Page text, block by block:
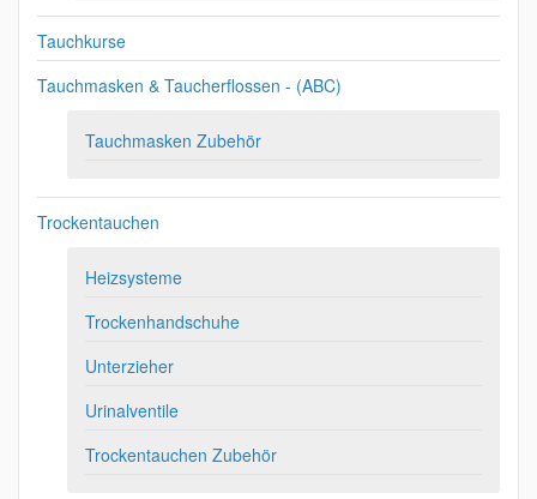
Tauchkurse
Tauchmasken & Taucherflossen - (ABC)
Tauchmasken Zubehör
Trockentauchen
Heizsysteme
Trockenhandschuhe
Unterzieher
Urinalventile
Trockentauchen Zubehör